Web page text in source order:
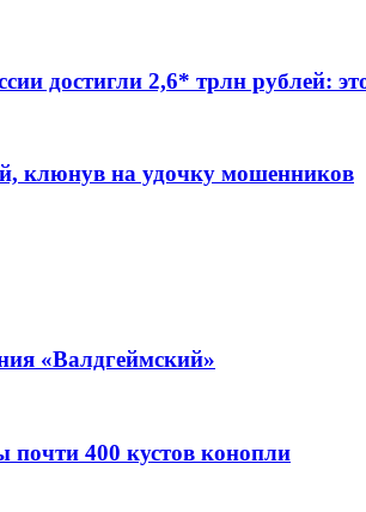
достигли 2,6* трлн рублей:
клюнув на удочку мошенников
«Валдгеймский»
почти 400 кустов конопли